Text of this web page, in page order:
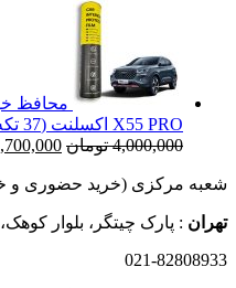
محافظ
X55 PRO اکسلنت (37 تکه) (اصلی وارداتی درجه یک)
4,000,000 تومان قیمت
شعبه مرکزی (خرید حضوری و
تهران : پارک چیتگر، بلوار
021-82808933